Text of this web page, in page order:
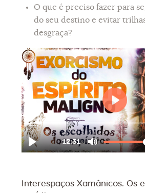
O que é preciso fazer para
do seu destino e evitar
desgraça?
Interespaços Xamânicos. Os